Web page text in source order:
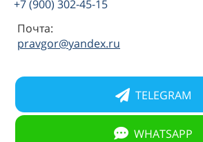
+7 (900) 302-45-15
Почта:
pravgor@yandex.ru
TELEGRAM
WHATSAPP